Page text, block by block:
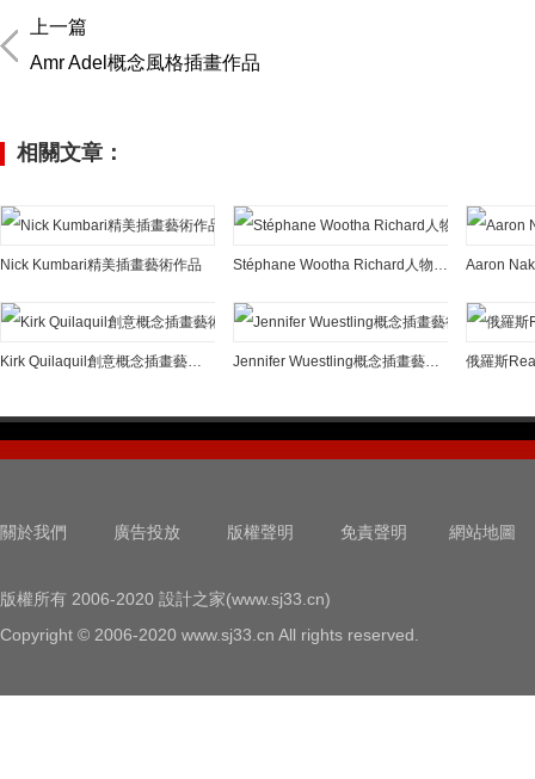
上一篇
Amr Adel概念風格插畫作品
相關文章：
Nick Kumbari精美插畫藝術作品 Stéphane Wootha Richard人物和概念插畫藝術作品
Kirk Quilaquil創意概念插畫藝術作品 Jennifer Wuestling概念插畫藝術作品
關於我們 廣告投放 版權聲明 免責聲明 網站地圖
版權所有 2006-2020 設計之家(www.sj33.cn)
Copyright © 2006-2020 www.sj33.cn All rights reserved.